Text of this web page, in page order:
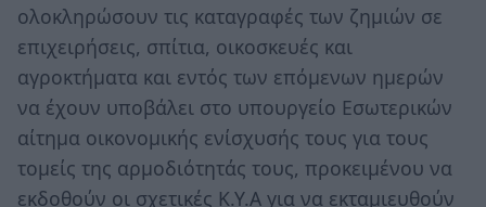
ολοκληρώσουν τις καταγραφές των ζημιών σε
επιχειρήσεις, σπίτια, οικοσκευές και
αγροκτήματα και εντός των επόμενων ημερών
να έχουν υποβάλει στο υπουργείο Εσωτερικών
αίτημα οικονομικής ενίσχυσής τους για τους
τομείς της αρμοδιότητάς τους, προκειμένου να
εκδοθούν οι σχετικές Κ.Υ.Α για να εκταμιευθούν